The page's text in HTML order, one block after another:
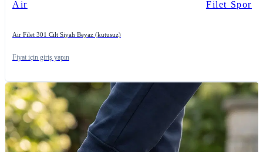
Air Filet Spor
Air Filet 301 Cilt Siyah Beyaz (kutusuz)
Fiyat için giriş yapın